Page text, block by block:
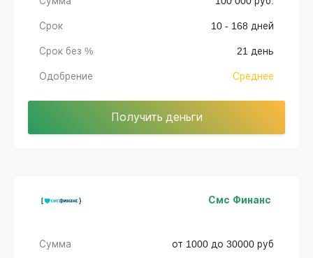
Срок 10 - 168 дней
Срок без % 21 день
Одобрение Среднее
Получить деньги
Смс Финанс
Сумма от 1000 до 30000 руб